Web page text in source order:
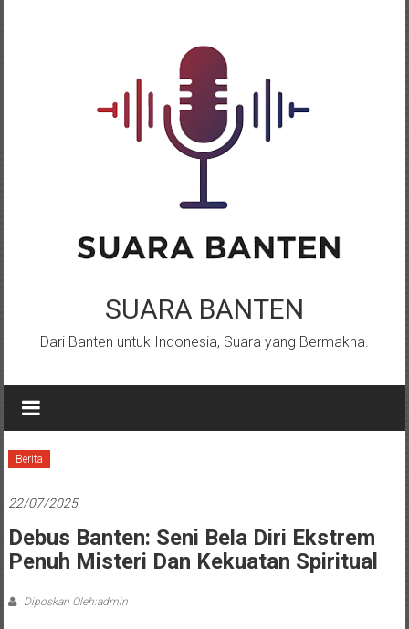
SUARA BANTEN
Dari Banten untuk Indonesia, Suara yang Bermakna.
Berita
22/07/2025
Debus Banten: Seni Bela Diri Ekstrem
Penuh Misteri Dan Kekuatan Spiritual
Diposkan Oleh:admin